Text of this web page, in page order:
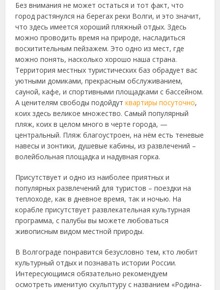
Без внимания не может остаться и тот факт, что
город растянулся на берегах реки Волги, и это значит,
что здесь имеется хороший пляжный отдых. Здесь
можно проводить время на природе, насладиться
восхитительным пейзажем. Это одно из мест, где
можно понять, насколько хорошо наша страна.
Территория местных туристических баз обрадует вас
уютными домиками, прекрасным обслуживанием,
сауной, кафе, и спортивными площадками с бассейном.
А ценителям свободы подойдутквартиры посуточно,
коих здесь великое множество. Самый популярный
пляж, коих в целом много в черте города, —
центральный. Пляж благоустроен, на нём есть теневые
навесы и зонтики, душевые кабины, из развлечений –
волейбольная площадка и надувная горка.
Присутствует и одно из наиболее приятных и
популярных развлечений для туристов – поездки на
теплоходе, как в дневное время, так и ночью. На
корабле присутствует развлекательная культурная
программа, с палубы вы можете любоваться
живописным видом местной природы.
В Волгограде понравится безусловно тем, кто любит
культурный отдых и познавать истории России.
Интересующимся обязательно рекомендуем
осмотреть именитую скульптуру с названием «Родина-